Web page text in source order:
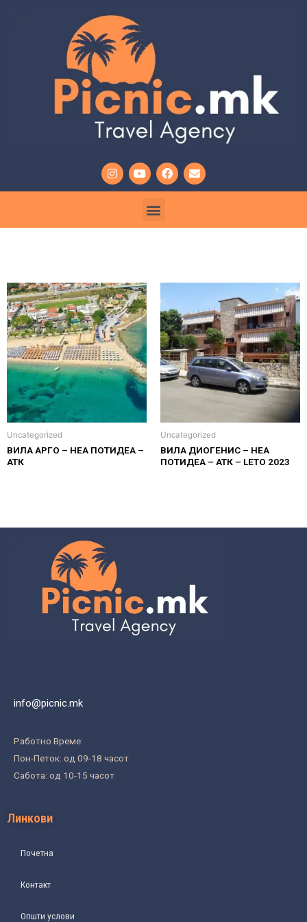
Uncategorized
ВИЛА АРГО – НЕА ПОТИДЕА –
АТК
Uncategorized
ВИЛА ДИОГЕНИС – НЕА
ПОТИДЕА – АТК – LETO 2023
info@picnic.mk
Работно Време:
Пон-Петок: од 09-18 часот
Сабота: од 10-15 часот
Линкови
Почетна
Контакт
Општи услови